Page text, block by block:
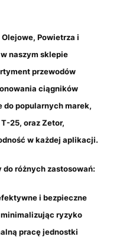
Powietrza i
w naszym sklepie
przewodów
ciągników
do popularnych marek,
T-25, orazZetor,
w każdej aplikacji.
różnych zastosowań:
i bezpieczne
ryzyko
pracę jednostki